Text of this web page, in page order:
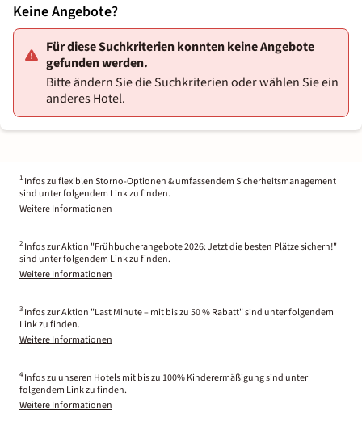
Keine Angebote?
Für diese Suchkriterien konnten keine Angebote
gefunden werden.
Bitte ändern Sie die Suchkriterien oder wählen Sie ein
anderes Hotel.
1 Infos zu flexiblen Storno-Optionen & umfassendem Sicherheitsmanagement
sind unter folgendem Link zu finden.
Weitere Informationen
2 Infos zur Aktion "Frühbucherangebote 2026: Jetzt die besten Plätze sichern!"
sind unter folgendem Link zu finden.
Weitere Informationen
3 Infos zur Aktion "Last Minute – mit bis zu 50 % Rabatt" sind unter folgendem
Link zu finden.
Weitere Informationen
4 Infos zu unseren Hotels mit bis zu 100% Kinderermäßigung sind unter
folgendem Link zu finden.
Weitere Informationen